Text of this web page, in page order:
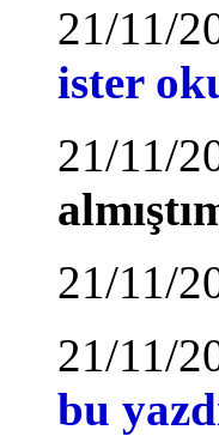
21/11/
ister
21/11/
21/11/
21/11/
bu